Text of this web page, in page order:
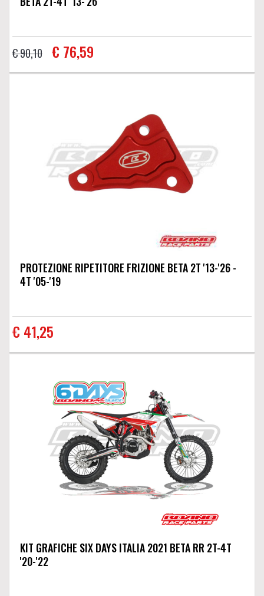
€ 90,10 € 76,59
PROTEZIONE RIPETITORE FRIZIONE BETA 2T '13-'26 -
4T '05-'19
€ 41,25
KIT GRAFICHE SIX DAYS ITALIA 2021 BETA RR 2T-4T
'20-'22